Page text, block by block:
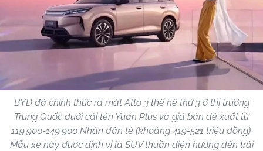
BYD đã chính thức ra mắt Atto 3 thế hệ thứ 3 ở thị trường
Trung Quốc dưới cái tên Yuan Plus và giá bán đề xuất từ
119.900-149.900 Nhân dân tệ (khoảng 419-521 triệu đồng).
Mẫu xe này được định vị là SUV thuần điện hướng đến trải